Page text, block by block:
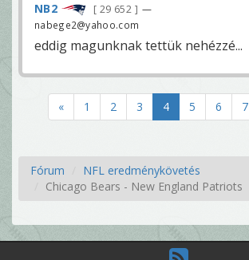
NB2 29 652
—
nabege2@yahoo.com
eddig magunknak tettük nehézzé...
« 1 2 3 4 5 6 7
Fórum
NFL eredménykövetés
Chicago Bears - New England Patriots